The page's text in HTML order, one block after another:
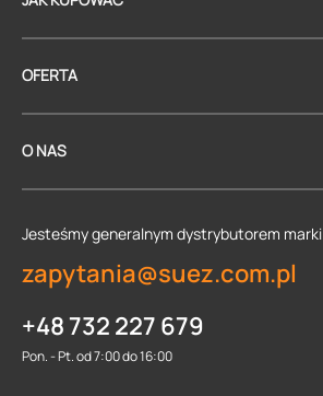
OFERTA
O NAS
Jesteśmy generalnym dystrybutorem marki
zapytania@suez.com.pl
+48 732 227 679
Pon. - Pt. od 7:00 do 16:00